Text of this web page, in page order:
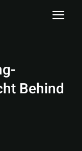
Behind